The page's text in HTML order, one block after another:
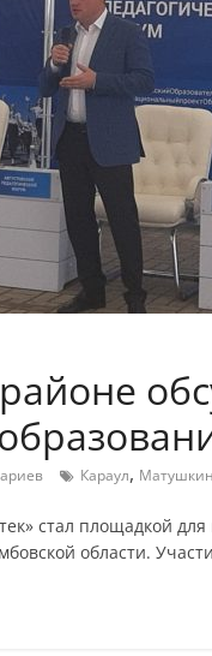
Караул,
стал площадкой
области.